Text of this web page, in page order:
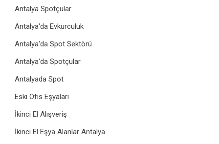
Antalya Spotçular
Antalya'da Evkurculuk
Antalya'da Spot Sektörü
Antalya'da Spotçular
Antalyada Spot
Eski Ofis Eşyaları
İkinci El Alışveriş
İkinci El Eşya Alanlar Antalya